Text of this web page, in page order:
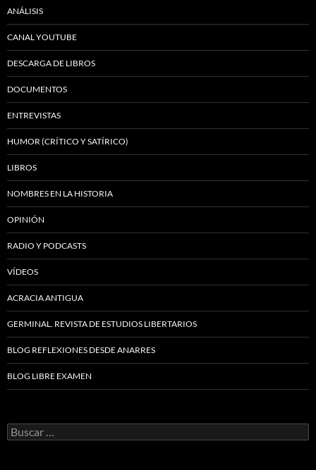
ANÁLISIS
CANAL YOUTUBE
DESCARGA DE LIBROS
DOCUMENTOS
ENTREVISTAS
HUMOR (CRÍTICO Y SATÍRICO)
LIBROS
NOMBRES EN LA HISTORIA
OPINIÓN
RADIO Y PODCASTS
VÍDEOS
ACRACIA ANTIGUA
GERMINAL. REVISTA DE ESTUDIOS LIBERTARIOS
BLOG REFLEXIONES DESDE ANARRES
BLOG LIBRE EXAMEN
Buscar: